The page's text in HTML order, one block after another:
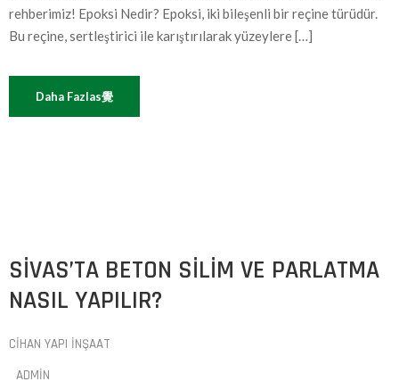
rehberimiz! Epoksi Nedir? Epoksi, iki bileşenli bir reçine türüdür.
Bu reçine, sertleştirici ile karıştırılarak yüzeylere […]
Daha Fazlas覺
SIVAS’TA BETON SILIM VE PARLATMA
NASIL YAPILIR?
CIHAN YAPI İNŞAAT
ADMIN